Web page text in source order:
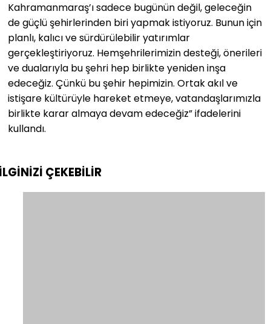
Kahramanmaraş’ı sadece bugünün değil, geleceğin
de güçlü şehirlerinden biri yapmak istiyoruz. Bunun için
planlı, kalıcı ve sürdürülebilir yatırımlar
gerçekleştiriyoruz. Hemşehrilerimizin desteği, önerileri
ve dualarıyla bu şehri hep birlikte yeniden inşa
edeceğiz. Çünkü bu şehir hepimizin. Ortak akıl ve
istişare kültürüyle hareket etmeye, vatandaşlarımızla
birlikte karar almaya devam edeceğiz” ifadelerini
kullandı.
ÇEKEBİLİR